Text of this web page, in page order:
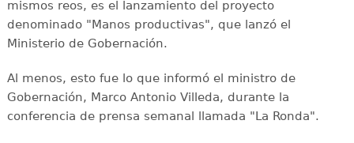
mismos reos, es el lanzamiento del proyecto
denominado "Manos productivas", que lanzó el
Ministerio de Gobernación.
Al menos, esto fue lo que informó el ministro de
Gobernación, Marco Antonio Villeda, durante la
conferencia de prensa semanal llamada "La Ronda".